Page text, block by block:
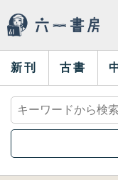
新刊 古書